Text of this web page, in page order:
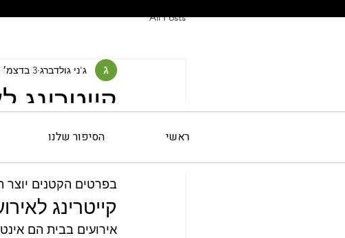
ראשי הסיפור שלנו
All Posts
קייטרינג
ג'ני גולדברג 3 בדצמ׳ 2025
אחרי שהחלטתם
אירוע קטן בבית
בפרטים הקטנים יוצר
קייטרינג
אירועים בבית הם